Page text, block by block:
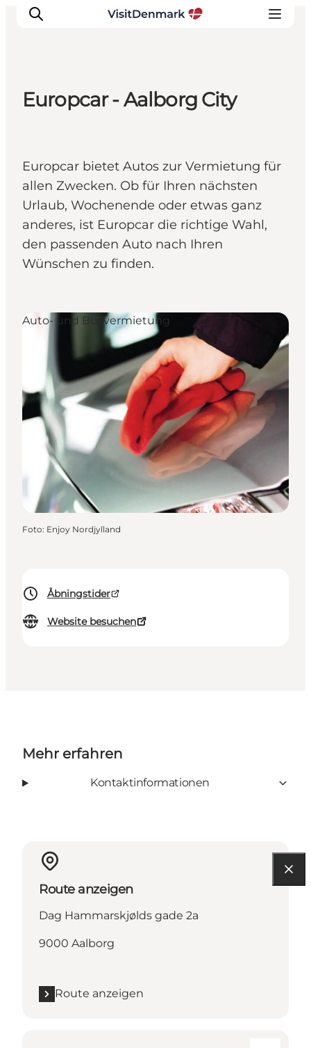
Erlebnisse
Unterkünfte
Reiseplanung
Europcar - Aalborg City
Europcar bietet Autos zur Vermietung für
allen Zwecken. Ob für Ihren nächsten
Urlaub, Wochenende oder etwas ganz
anderes, ist Europcar die richtige Wahl,
den passenden Auto nach Ihren
Wünschen zu finden.
Åbningstider
Website besuchen
Auto- und Busvermietung
Foto: Enjoy Nordjylland
Mehr erfahren
Kontaktinformationen
Route anzeigen
Dag Hammarskjølds gade 2a
9000 Aalborg
Route anzeigen